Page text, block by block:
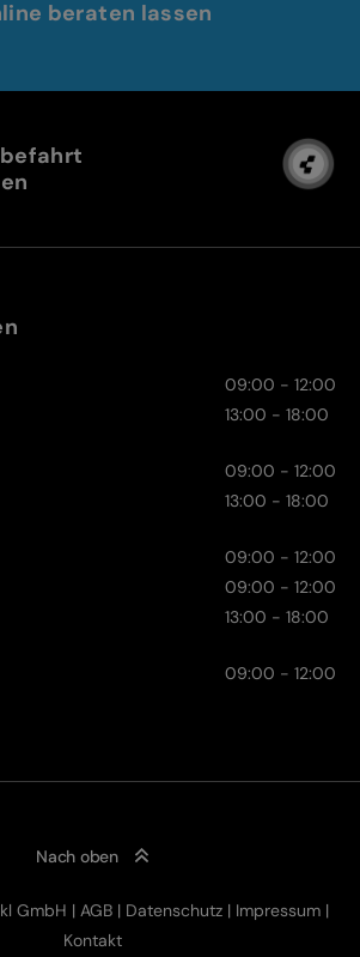
beraten lassen
09:00 - 12:00
13:00 - 18:00
09:00 - 12:00
13:00 - 18:00
09:00 - 12:00
09:00 - 12:00
13:00 - 18:00
09:00 - 12:00
Nach oben
GmbH | AGB | Datenschutz | Impressum |
Kontakt